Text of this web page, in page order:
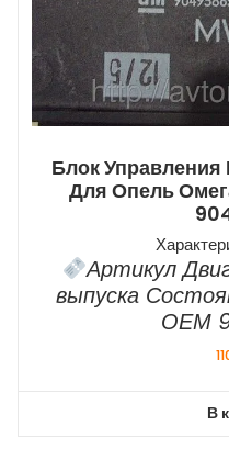
Блок
Для Опель
Артикул
выпуска
ОЕМ
В